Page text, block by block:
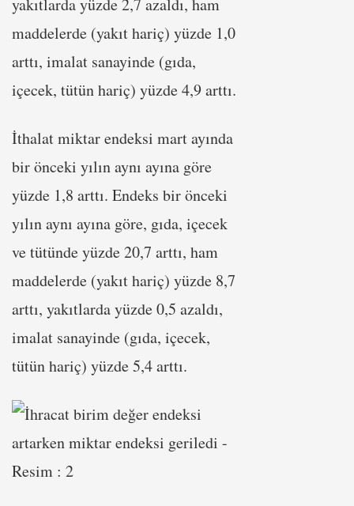
maddelerde (yakıt hariç) yüzde 1,0
arttı, imalat sanayinde (gıda,
içecek, tütün hariç) yüzde 4,9 arttı.
İthalat miktar endeksi mart ayında
bir önceki yılın aynı ayına göre
yüzde 1,8 arttı. Endeks bir önceki
yılın aynı ayına göre, gıda, içecek
ve tütünde yüzde 20,7 arttı, ham
maddelerde (yakıt hariç) yüzde 8,7
arttı, yakıtlarda yüzde 0,5 azaldı,
imalat sanayinde (gıda, içecek,
tütün hariç) yüzde 5,4 arttı.